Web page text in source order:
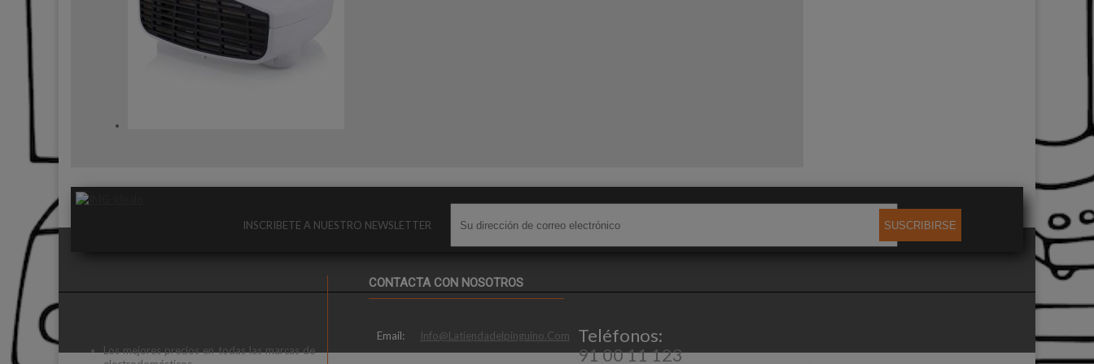
INSCRIBETE A NUESTRO NEWSLETTER SUSCRIBIRSE
Los mejores precios en todas las marcas de
CONTACTA CON NOSOTROS
Email: Info@latiendadelpinguino.com
Teléfonos:
91 00 11 123